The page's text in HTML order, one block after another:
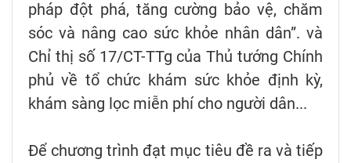
pháp đột phá, tăng cường bảo vệ, chăm
sóc và nâng cao sức khỏe nhân dân”. và
Chỉ thị số 17/CT-TTg của Thủ tướng Chính
phủ về tổ chức khám sức khỏe định kỳ,
khám sàng lọc miễn phí cho người dân...
Để chương trình đạt mục tiêu đề ra và tiếp